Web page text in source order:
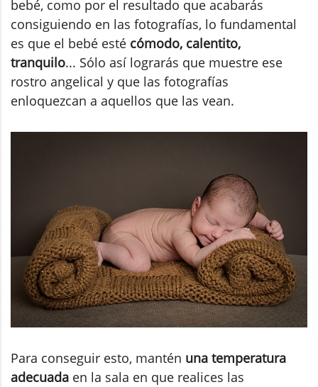
bebé, como por el resultado que acabarás
consiguiendo en las fotografías, lo fundamental
es que el bebé esté cómodo, calentito,
tranquilo... Sólo así lograrás que muestre ese
rostro angelical y que las fotografías
enloquezcan a aquellos que las vean.
Para conseguir esto, mantén una temperatura
adecuada en la sala en que realices las